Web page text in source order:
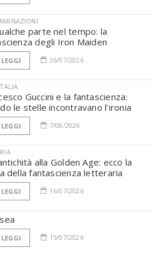
parte nel tempo: la
degli Iron Maiden
LEGGI 26/07/2026
Guccini e la fantascienza:
le stelle incontravano l’ironia
LEGGI 7/08/2026
alla Golden Age: ecco la
della fantascienza letteraria
LEGGI 16/07/2026
LEGGI 15/07/2026